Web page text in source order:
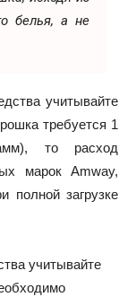
белья, а не
учитывайте
требуется 1
то расход
марок Amway,
загрузке
учитывайте